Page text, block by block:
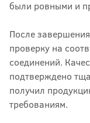
были ровными и
После
проверку на
соединений.
подтверждено
получил
требованиям.